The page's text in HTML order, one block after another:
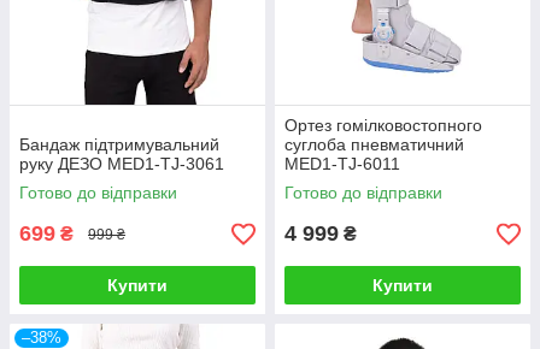
Бандаж підтримувальний
руку ДЕЗО MED1-TJ-3061
Готово до відправки
699 ₴ 999 ₴
Купити
Ортез гомілковостопного
суглоба пневматичний
MED1-TJ-6011
Готово до відправки
4 999 ₴
Купити
–38%